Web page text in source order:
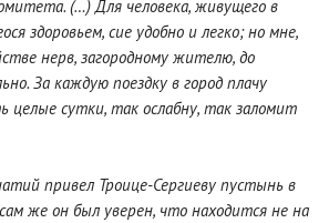
(…) Для человека, живущего в
здоровьем, сие удобно и легко; но мне,
нерв, загородному жителю, до
За каждую поездку в город плачу
целые сутки, так ослабну, так заломит
привел Троице-Сергиеву пустынь в
же он был уверен, что находится не на